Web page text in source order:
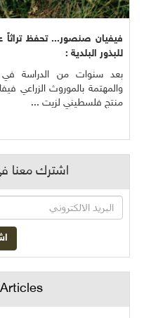
فيفيان صنصور... تحفظ تراثاً
للبذور البلدية :
بعد سنوات من الدراسة في
والمهتمة بالموروث الزراعي
منتج فلسطيني لزيت ...
اشترك معنا